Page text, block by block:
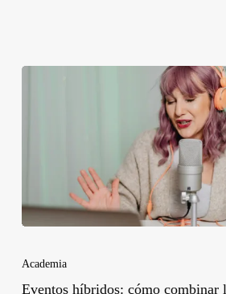
Academia
Eventos híbridos: cómo combinar